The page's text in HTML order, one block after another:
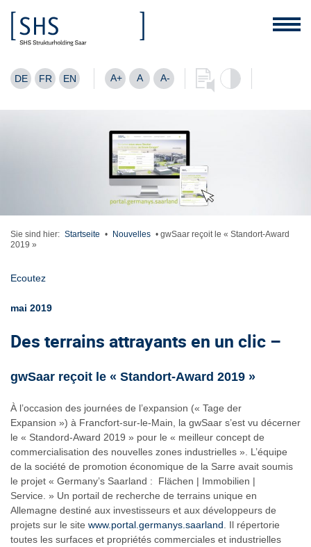
DE FR EN A+ A A-
Sie sind hier: Startseite • Nouvelles • gwSaar reçoit le « Standort-Award
2019 »
Ecoutez
mai 2019
Des terrains attrayants en un clic –
gwSaar reçoit le « Standort-Award 2019 »
À l’occasion des journées de l’expansion (« Tage der
Expansion ») à Francfort-sur-le-Main, la gwSaar s’est vu décerner
le « Standord-Award 2019 » pour le « meilleur concept de
commercialisation des nouvelles zones industrielles ». L’équipe
de la société de promotion économique de la Sarre avait soumis
le projet « Germany’s Saarland : Flächen | Immobilien |
Service. » Un portail de recherche de terrains unique en
Allemagne destiné aux investisseurs et aux développeurs de
projets sur le site www.portal.germanys.saarland. Il répertorie
toutes les surfaces et propriétés commerciales et industrielles